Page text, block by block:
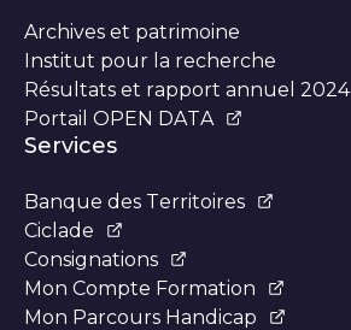
Archives et patrimoine
Institut pour la recherche
Résultats et rapport annuel 2024
Portail OPEN DATA
Services
Banque des Territoires
Ciclade
Consignations
Mon Compte Formation
Mon Parcours Handicap